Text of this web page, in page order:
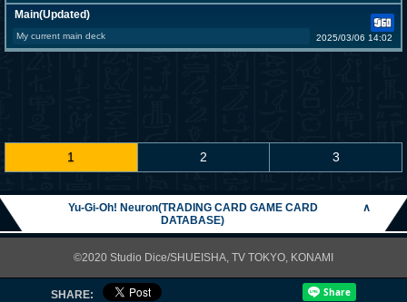
Main(Updated)
My current main deck 2025/03/06 14:02
1 2 3
Yu-Gi-Oh! Neuron(TRADING CARD GAME CARD
DATABASE)
∧
©2020 Studio Dice/SHUEISHA, TV TOKYO, KONAMI
SHARE: